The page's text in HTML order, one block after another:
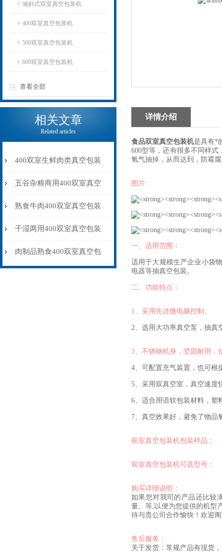
倾斜式双室真空包装机
400双室真空包装机
500双室真空包装机
600双室真空包装机
查看全部
相关文章
Related articles
400双室生鲜肉类真空包装
机 食品真空包装保鲜设备
五谷杂粮商用400双室真空
包装机多少钱一台
熟食牛肉400双室真空包装
机抽气封口保鲜
干湿两用400双室真空包装
机水果蔬菜肉制品专用
肉制品熟食400双室真空包
详情介绍
食品双室真空包装机是具有*
600型等，还有很多不同样
氧气抽掉，从而达到，防霉
图片:
一、适用范围：
适用于大规模生产企业小袋
电器等抽真空包装。
二、功能特点：
1、采用先进微电脑控制。
2、选用大功率真空泵，抽真
3、不锈钢机身，坚固耐用，
4、可配置充气装置，也可根
5、采用双真空室，真空速度
6、 适合用语软包装材料，塑
7、真空效果好，避免了物品
双室真空包装机包装样品；
双室真空包装机可选型号：
购买详细说明：
如果您对我司的产品还比较
量、等,以便为您提供的机型
待与贵公司合作愉快！欢迎
售后服务：
关于发货：常规产品有现货